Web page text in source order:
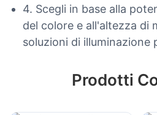
4. Scegli in base alla
del colore e all'altezza di
soluzioni di illuminazione
Prodotti